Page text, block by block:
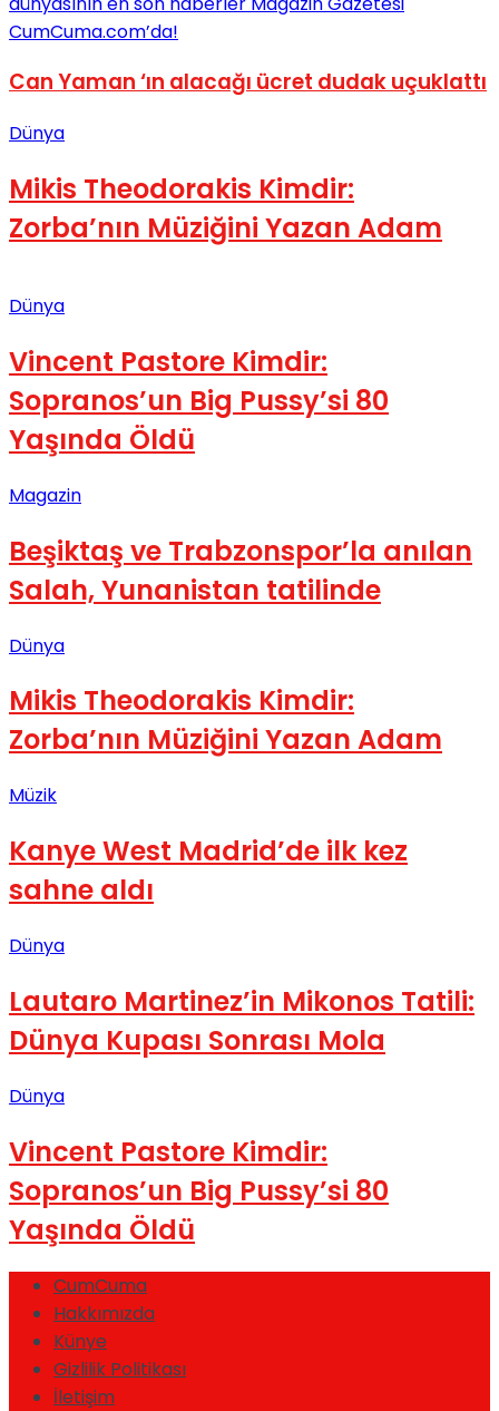
Can Yaman ‘ın alacağı ücret dudak uçuklattı
Dünya
Mikis Theodorakis Kimdir:
Zorba’nın Müziğini Yazan Adam
Dünya
Vincent Pastore Kimdir:
Sopranos’un Big Pussy’si 80
Yaşında Öldü
Magazin
Beşiktaş ve Trabzonspor’la anılan
Salah, Yunanistan tatilinde
Dünya
Mikis Theodorakis Kimdir:
Zorba’nın Müziğini Yazan Adam
Müzik
Kanye West Madrid’de ilk kez
sahne aldı
Dünya
Lautaro Martinez’in Mikonos Tatili:
Dünya Kupası Sonrası Mola
Dünya
Vincent Pastore Kimdir:
Sopranos’un Big Pussy’si 80
Yaşında Öldü
CumCuma
Hakkımızda
Künye
Gizlilik Politikası
İletişim